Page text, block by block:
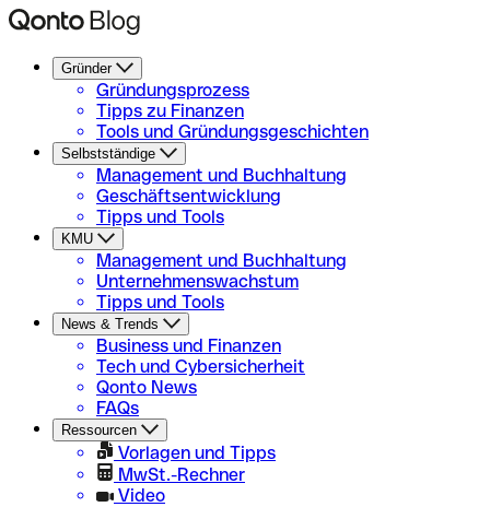
Gründer
Gründungsprozess
Tipps zu Finanzen
Tools und Gründungsgeschichten
Selbstständige
Management und Buchhaltung
Geschäftsentwicklung
Tipps und Tools
KMU
Management und Buchhaltung
Unternehmenswachstum
Tipps und Tools
News & Trends
Business und Finanzen
Tech und Cybersicherheit
Qonto News
FAQs
Ressourcen
Vorlagen und Tipps
MwSt.-Rechner
Video